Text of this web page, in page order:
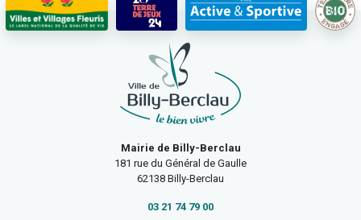
Mairie de Billy-Berclau
181 rue du Général de Gaulle
62138 Billy-Berclau
03 21 74 79 00